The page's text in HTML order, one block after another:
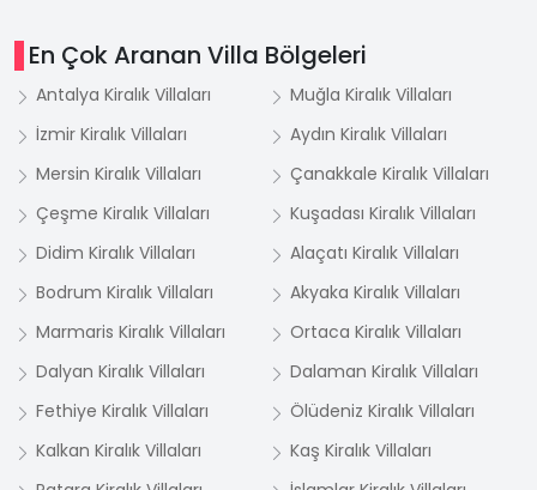
En Çok Aranan Villa Bölgeleri
Antalya Kiralık Villaları
Muğla Kiralık Villaları
İzmir Kiralık Villaları
Aydın Kiralık Villaları
Mersin Kiralık Villaları
Çanakkale Kiralık Villaları
Çeşme Kiralık Villaları
Kuşadası Kiralık Villaları
Didim Kiralık Villaları
Alaçatı Kiralık Villaları
Bodrum Kiralık Villaları
Akyaka Kiralık Villaları
Marmaris Kiralık Villaları
Ortaca Kiralık Villaları
Dalyan Kiralık Villaları
Dalaman Kiralık Villaları
Fethiye Kiralık Villaları
Ölüdeniz Kiralık Villaları
Kalkan Kiralık Villaları
Kaş Kiralık Villaları